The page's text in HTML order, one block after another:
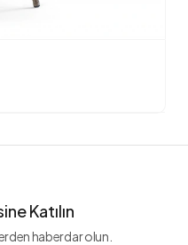
Katılın
haberdar olun.